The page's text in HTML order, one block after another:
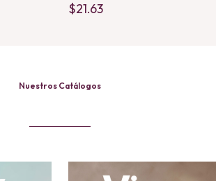
$21.63
Nuestros Catálogos